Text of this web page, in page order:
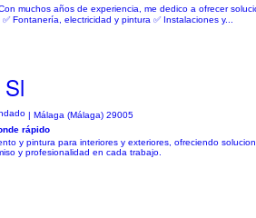
muchos años de experiencia, me dedico a ofrecer
Fontanería, electricidad y pintura ✅ Instalaciones y...
| Málaga (Málaga) 29005
rápido
y pintura para interiores y exteriores, ofreciendo
y profesionalidad en cada trabajo.